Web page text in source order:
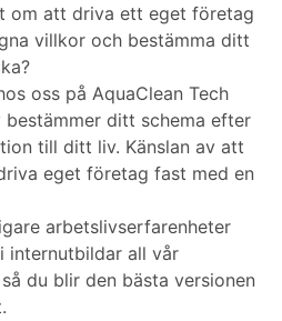
om att driva ett eget företag
villkor och bestämma ditt
oss på AquaClean Tech
ditt schema efter
till ditt liv. Känslan av att
eget företag fast med en
arbetslivserfarenheter
internutbildar all vår
du blir den bästa versionen